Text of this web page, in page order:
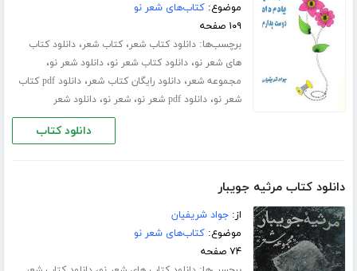
موضوع:کتاب‌های شعر نو
۱۰۹ صفحه
برچسب‌ها:دانلود کتاب شعر،کتاب شعر،دانلود کتاب
های شعر نو،دانلود کتاب شعر نو،دانلود شعر نو،
مجموعه شعر،دانلود رایگان کتاب شعر،
دانلود pdf کتاب
شعر نو،دانلود pdf شعر نو ،شعر نو،دانلود شعر
دانلود کتاب
دانلود کتاب مرثیه جویبار
از:جواد شریفیان
موضوع:کتاب‌های شعر نو
۷۴ صفحه